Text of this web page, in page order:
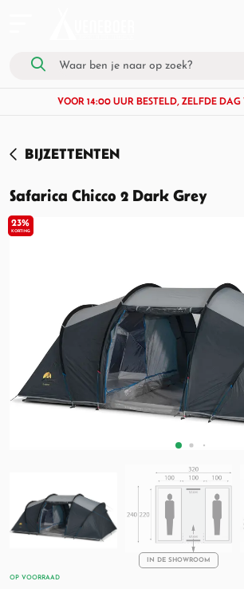
VOOR 14:00 UUR BESTELD, ZELFDE DAG
BIJZETTENTEN
IN DE SHOWROOM
23%
KORTING
Safarica Chicco 2 Dark Grey
OP VOORRAAD